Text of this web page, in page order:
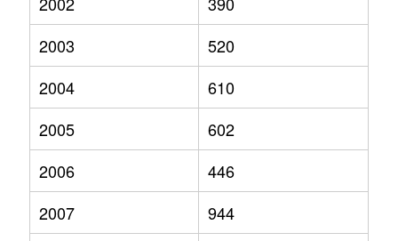
2003
520
2004
610
2005
602
2006
446
2007
944